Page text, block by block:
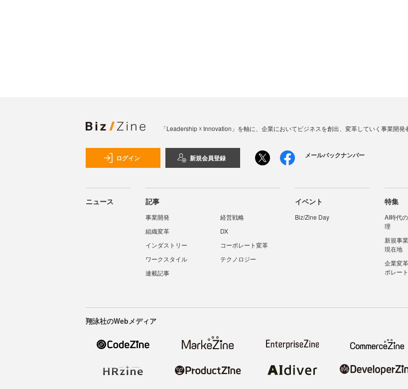
「Leadership ☓ Innovation」を軸に、企業においてビジネスを創出、変革していく事業開発
ログイン 新規会員登録 メールバックナンバー
ニュース 記事
事業開発
経営戦略
組織変革
DX
インダストリー
コーポレート変革
ワークスタイル
テクノロジー
連載記事
イベント
Biz/Zine Day
特集
AI時代
理
新規事
現在地
企業変
ポレー
翔泳社のWebメディア